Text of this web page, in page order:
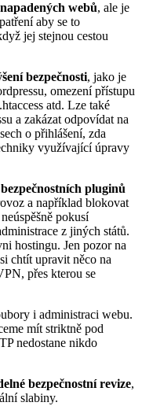
webů, ale je
aby se to
jej stejnou cestou
bezpečnosti, jako je
omezení přístupu
atd. Lze také
a zakázat odpovídat na
o přihlášení, zda
využívající úpravy
pluginů
a například blokovat
pokusí
z jiných států.
hostingu. Jen pozor na
chtít upravit něco na
přes kterou se
i administraci webu.
mít striktně pod
nedostane nikdo
bezpečnostní revize,
slabiny.